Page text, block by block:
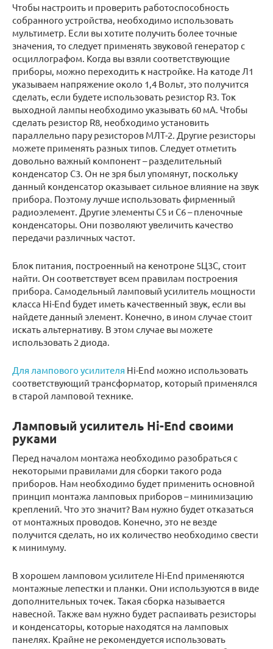
Чтобы настроить и проверить работоспособность
собранного устройства, необходимо использовать
мультиметр. Если вы хотите получить более точные
значения, то следует применять звуковой генератор с
осциллографом. Когда вы взяли соответствующие
приборы, можно переходить к настройке. На катоде Л1
указываем напряжение около 1,4 Вольт, это получится
сделать, если будете использовать резистор R3. Ток
выходной лампы необходимо указывать 60 мА. Чтобы
сделать резистор R8, необходимо установить
параллельно пару резисторов МЛТ-2. Другие резисторы
можете применять разных типов. Следует отметить
довольно важный компонент – разделительный
конденсатор С3. Он не зря был упомянут, поскольку
данный конденсатор оказывает сильное влияние на звук
прибора. Поэтому лучше использовать фирменный
радиоэлемент. Другие элементы С5 и С6 – пленочные
конденсаторы. Они позволяют увеличить качество
передачи различных частот.
Блок питания, построенный на кенотроне 5Ц3С, стоит
найти. Он соответствует всем правилам построения
прибора. Самодельный ламповый усилитель мощности
класса Hi-End будет иметь качественный звук, если вы
найдете данный элемент. Конечно, в ином случае стоит
искать альтернативу. В этом случае вы можете
использовать 2 диода.
Для лампового усилителя Hi-End можно использовать
соответствующий трансформатор, который применялся
в старой ламповой технике.
Ламповый усилитель Hi-End своими
руками
Перед началом монтажа необходимо разобраться с
некоторыми правилами для сборки такого рода
приборов. Нам необходимо будет применить основной
принцип монтажа ламповых приборов – минимизацию
креплений. Что это значит? Вам нужно будет отказаться
от монтажных проводов. Конечно, это не везде
получится сделать, но их количество необходимо свести
к минимуму.
В хорошем ламповом усилителе Hi-End применяются
монтажные лепестки и планки. Они используются в виде
дополнительных точек. Такая сборка называется
навесной. Также вам нужно будет распаивать резисторы
и конденсаторы, которые находятся на ламповых
панелях. Крайне не рекомендуется использовать